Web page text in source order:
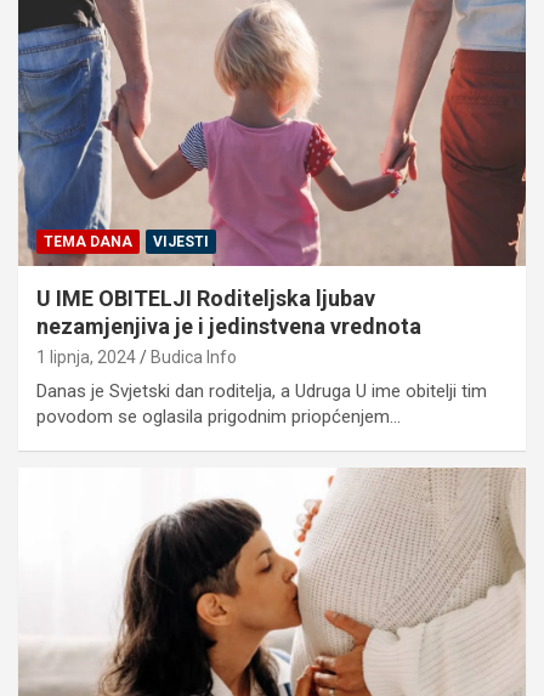
TEMA DANA VIJESTI
U IME OBITELJI Roditeljska ljubav
nezamjenjiva je i jedinstvena vrednota
1 lipnja, 2024 Budica Info
Danas je Svjetski dan roditelja, a Udruga U ime obitelji tim
povodom se oglasila prigodnim priopćenjem…